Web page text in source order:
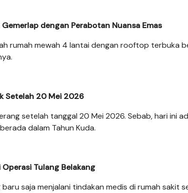
dengan Perabotan Nuansa Emas
rumah mewah 4 lantai dengan rooftop terbuka
Setelah 20 Mei 2026
setelah tanggal 20 Mei 2026. Sebab, hari ini
dalam Tahun Kuda.
Tulang Belakang
saja menjalani tindakan medis di rumah sakit